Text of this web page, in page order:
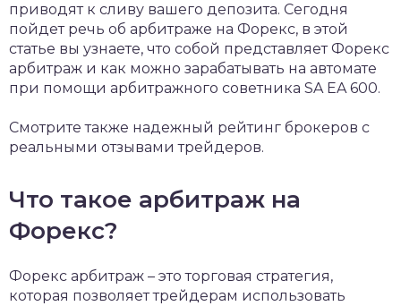
приводят к сливу вашего депозита. Сегодня
пойдет речь об арбитраже на Форекс, в этой
статье вы узнаете, что собой представляет Форекс
арбитраж и как можно зарабатывать на автомате
при помощи арбитражного советника SA EA 600.
Смотрите также надежный рейтинг брокеров с
реальными отзывами трейдеров.
Что такое арбитраж на
Форекс?
Форекс арбитраж – это торговая стратегия,
которая позволяет трейдерам использовать